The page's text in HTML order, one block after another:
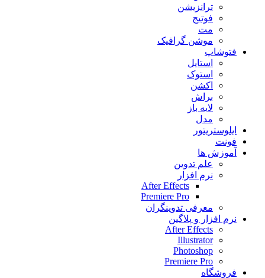
ترانزیشن
فوتیج
مت
موشن گرافیک
فتوشاپ
استایل
استوک
اکشن
براش
لایه باز
مدل
ایلوستریتور
فونت
آموزش ها
علم تدوین
نرم افزار
After Effects
Premiere Pro
معرفی تدوینگران
نرم افزار و پلاگین
After Effects
Illustrator
Photoshop
Premiere Pro
فروشگاه